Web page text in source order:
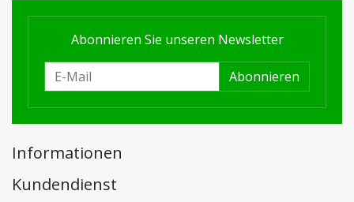
Abonnieren Sie unseren Newsletter
Abonnieren
Informationen
Kundendienst